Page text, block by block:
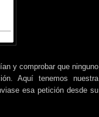
y comprobar que ninguno
Aquí tenemos nuestra
esa petición desde su